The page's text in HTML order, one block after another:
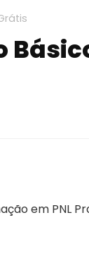
em PNL